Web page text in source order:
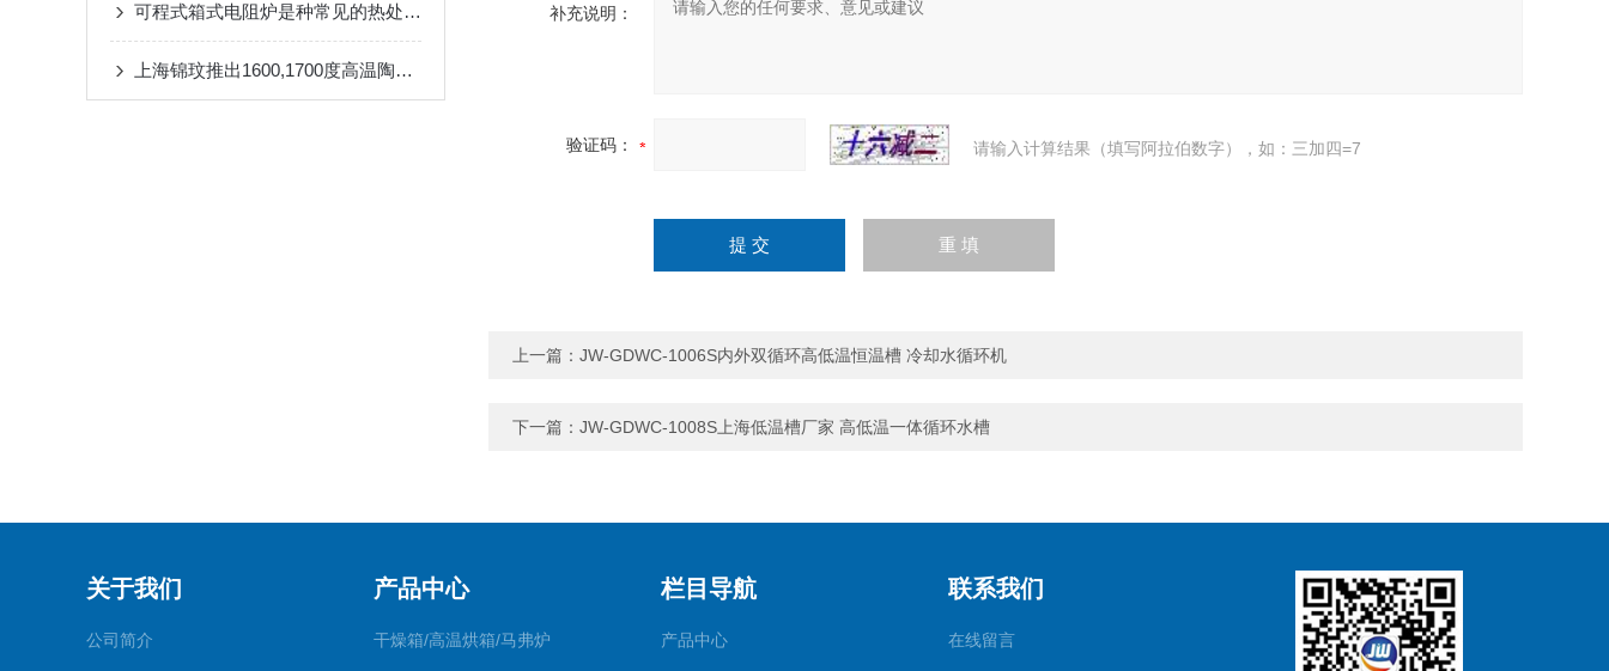
可程式箱式电阻炉是种常见的热处理设备
上海锦玟推出1600,1700度高温陶瓷马弗炉
补充说明：
验证码： 请输入计算结果（填写阿拉伯数字），如：三加四=7
上一篇： JW-GDWC-1006S内外双循环高低温恒温槽 冷却水循环机
下一篇： JW-GDWC-1008S上海低温槽厂家 高低温一体循环水槽
关于我们
公司简介
产品中心
干燥箱/高温烘箱/马弗炉
栏目导航
产品中心
联系我们
在线留言